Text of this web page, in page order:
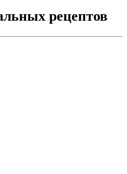
рецептов